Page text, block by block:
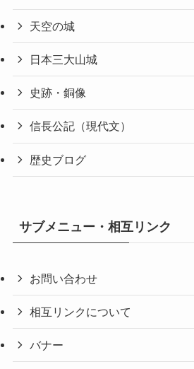
天空の城
日本三大山城
史跡・銅像
信長公記（現代文）
歴史ブログ
サブメニュー・相互リンク
お問い合わせ
相互リンクについて
バナー